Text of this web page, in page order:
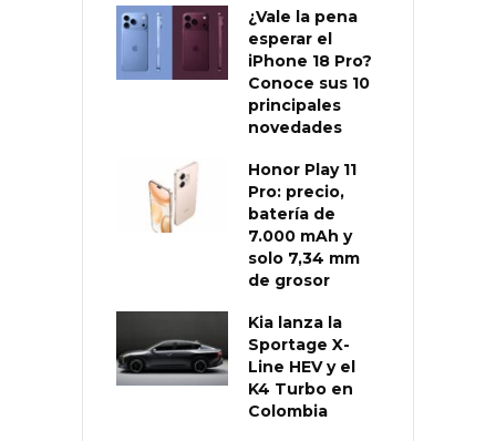
¿Vale la pena
esperar el
iPhone 18 Pro?
Conoce sus 10
principales
novedades
Honor Play 11
Pro: precio,
batería de
7.000 mAh y
solo 7,34 mm
de grosor
Kia lanza la
Sportage X-
Line HEV y el
K4 Turbo en
Colombia